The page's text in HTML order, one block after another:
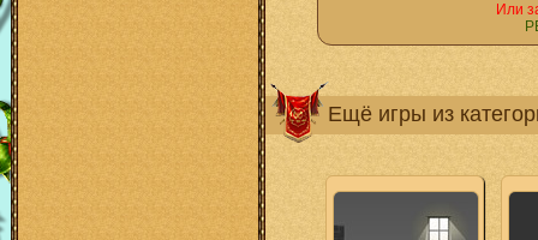
Или
Ещё игры из